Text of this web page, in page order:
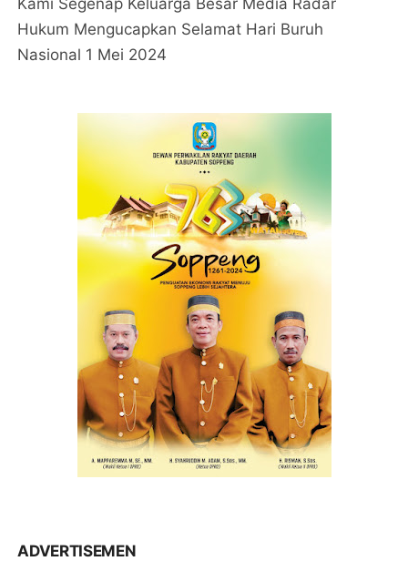
Hukum Mengucapkan Selamat Hari Buruh
Nasional 1 Mei 2024
ADVERTISEMEN